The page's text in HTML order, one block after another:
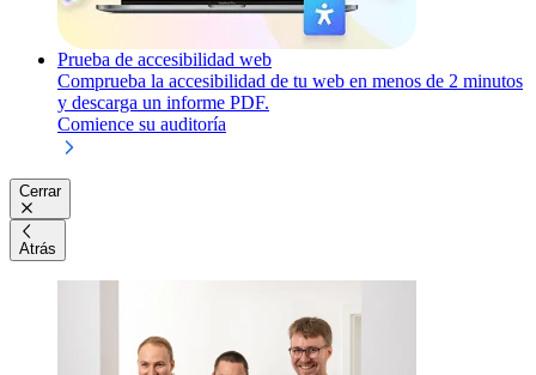
Prueba de accesibilidad web
Comprueba la accesibilidad de tu web en menos de 2 minutos
y descarga un informe PDF.
Comience su auditoría
Cerrar
Atrás